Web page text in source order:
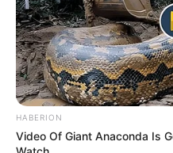
HABERION
Video Of Giant Anaconda Is